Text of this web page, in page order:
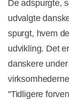
De adspurgte,
udvalgte
spurgt, hvem
udvikling. Det
danskere
"Tidligere